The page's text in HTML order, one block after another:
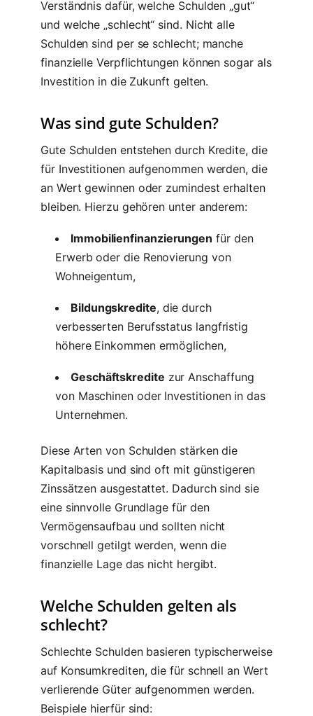
Verständnis dafür, welche Schulden „gut“
und welche „schlecht“ sind. Nicht alle
Schulden sind per se schlecht; manche
finanzielle Verpflichtungen können sogar als
Investition in die Zukunft gelten.
Was sind gute Schulden?
Gute Schulden entstehen durch Kredite, die
für Investitionen aufgenommen werden, die
an Wert gewinnen oder zumindest erhalten
bleiben. Hierzu gehören unter anderem:
Immobilienfinanzierungen für den
Erwerb oder die Renovierung von
Wohneigentum,
Bildungskredite, die durch
verbesserten Berufsstatus langfristig
höhere Einkommen ermöglichen,
Geschäftskredite zur Anschaffung
von Maschinen oder Investitionen in das
Unternehmen.
Diese Arten von Schulden stärken die
Kapitalbasis und sind oft mit günstigeren
Zinssätzen ausgestattet. Dadurch sind sie
eine sinnvolle Grundlage für den
Vermögensaufbau und sollten nicht
vorschnell getilgt werden, wenn die
finanzielle Lage das nicht hergibt.
Welche Schulden gelten als
schlecht?
Schlechte Schulden basieren typischerweise
auf Konsumkrediten, die für schnell an Wert
verlierende Güter aufgenommen werden.
Beispiele hierfür sind: